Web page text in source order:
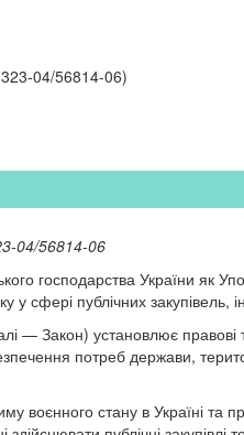
04/56814-06)
04/56814-06
господарства України як
у сфері публічних закупівель,
— Закон) установлює правові
потреб держави,
воєнного стану в Україні та